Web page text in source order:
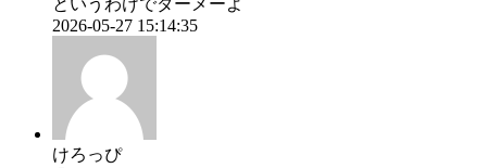
2026-05-27 15:14:35
けろっぴ